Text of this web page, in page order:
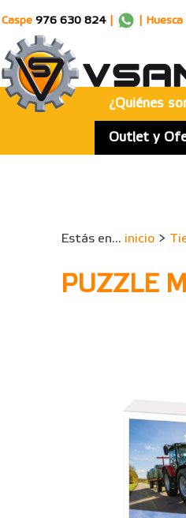
Caspe 976 630 824 Huesca
¿Quiénes
Outlet y
Estás en... inicio >
PUZZLE